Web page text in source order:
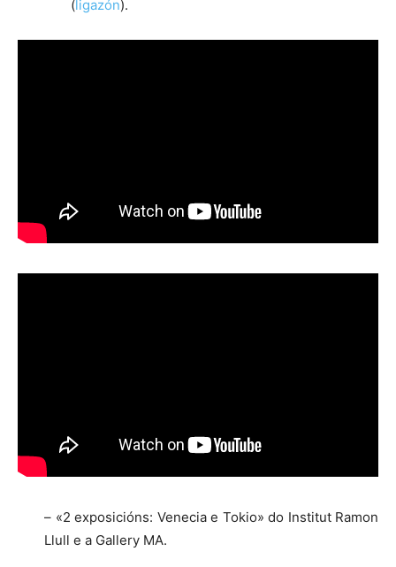
(ligazón).
– «2 exposicións: Venecia e Tokio» do Institut Ramon
Llull e a Gallery MA.